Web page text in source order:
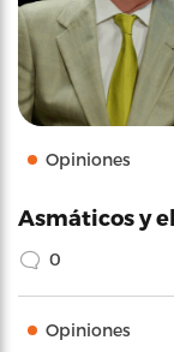
Opiniones
Asmáticos y
0
Opiniones